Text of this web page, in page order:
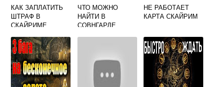
КАК ЗАПЛАТИТЬ
ШТРАФ В
СКАЙРИМЕ
ЧТО МОЖНО
НАЙТИ В
СОВНГАРДЕ
НЕ РАБОТАЕТ
КАРТА СКАЙРИМ